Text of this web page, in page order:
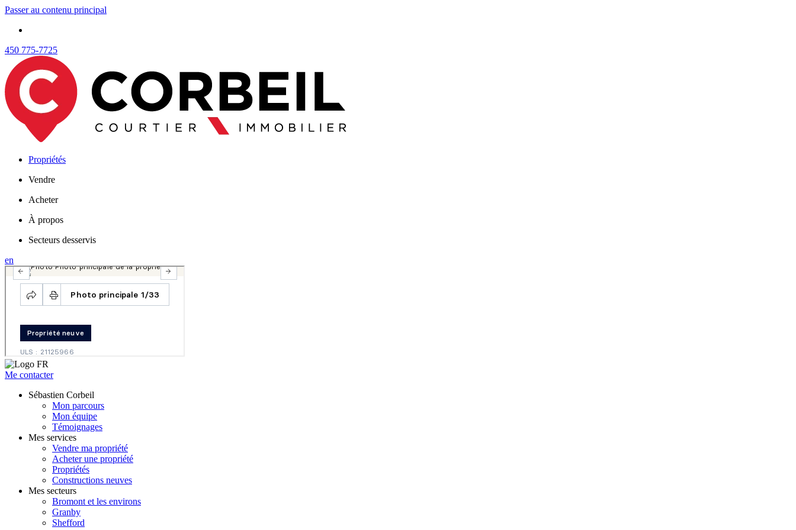
Passer au contenu principal
450 775-7725
Propriétés
Vendre
Acheter
À propos
Secteurs desservis
en
Me contacter
Sébastien Corbeil
Mon parcours
Mon équipe
Témoignages
Mes services
Vendre ma propriété
Acheter une propriété
Propriétés
Constructions neuves
Mes secteurs
Bromont et les environs
Granby
Shefford